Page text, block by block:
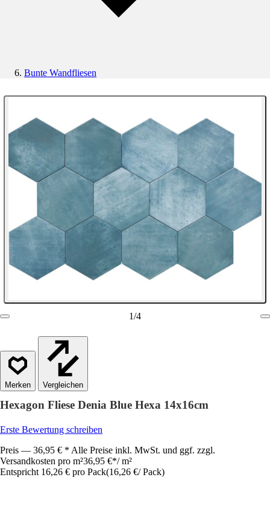
Bunte Wandfliesen
1/4
Vergleichen
Hexagon Fliese Denia Blue Hexa 14x16cm
Erste Bewertung schreiben
Preis — 36,95 € * Alle Preise inkl. MwSt. und ggf. zzgl.
Versandkosten pro m²36,95 €*/ m²
Entspricht 16,26 € pro Pack(16,26 €/ Pack)